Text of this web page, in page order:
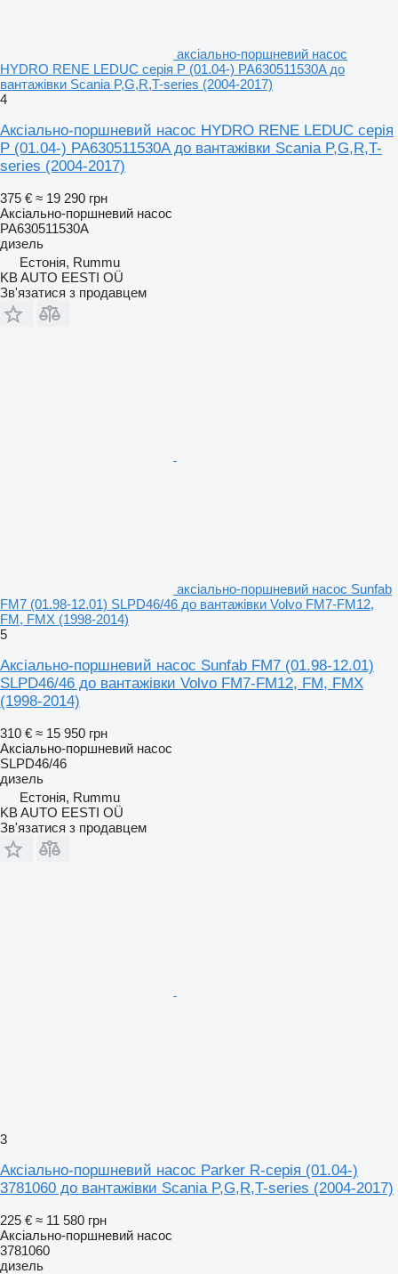
аксіально-поршневий насос
HYDRO RENE LEDUC серія P (01.04-) PA630511530A до
вантажівки Scania P,G,R,T-series (2004-2017)
4
Аксіально-поршневий насос HYDRO RENE LEDUC серія
P (01.04-) PA630511530A до вантажівки Scania P,G,R,T-
series (2004-2017)
375 € ≈ 19 290 грн
Аксіально-поршневий насос
PA630511530A
дизель
Естонія, Rummu
KB AUTO EESTI OÜ
Зв'язатися з продавцем
аксіально-поршневий насос Sunfab
FM7 (01.98-12.01) SLPD46/46 до вантажівки Volvo FM7-FM12,
FM, FMX (1998-2014)
5
Аксіально-поршневий насос Sunfab FM7 (01.98-12.01)
SLPD46/46 до вантажівки Volvo FM7-FM12, FM, FMX
(1998-2014)
310 € ≈ 15 950 грн
Аксіально-поршневий насос
SLPD46/46
дизель
Естонія, Rummu
KB AUTO EESTI OÜ
Зв'язатися з продавцем
3
Аксіально-поршневий насос Parker R-серія (01.04-)
3781060 до вантажівки Scania P,G,R,T-series (2004-2017)
225 € ≈ 11 580 грн
Аксіально-поршневий насос
3781060
дизель